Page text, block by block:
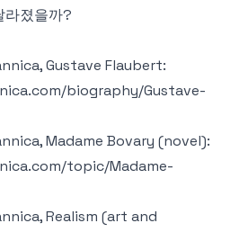
라졌을까?
Gustave Flaubert:
biography/Gustave-
Madame Bovary (novel):
topic/Madame-
Realism (art and